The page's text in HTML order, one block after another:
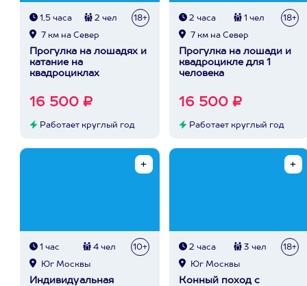
1,5 часа 2 чел 18+
7 км на Север
Прогулка на лошадях и
катание на
квадроциклах
16 500 ₽
Работает круглый год
2 часа 1 чел 18+
7 км на Север
Прогулка на лошади и
квадроцикле для 1
человека
16 500 ₽
Работает круглый год
1 час 4 чел 10+
Юг Москвы
Индивидуальная
2 часа 3 чел 18+
Юг Москвы
Конный поход с